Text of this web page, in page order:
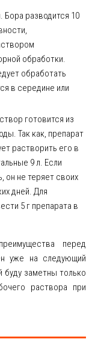
Бора разводится 10
обработки.
обработать
в середине или
готовится из
Так как, препарат
растворить его в
9 л. Если
он не теряет своих
дней. Для
5 г препарата в
перед
уже на следующий
буду заметны только
раствора при